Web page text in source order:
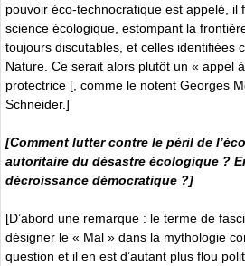
pouvoir éco-technocratique est appelé, il
science écologique, estompant la
toujours discutables, et celles identifiées
Nature. Ce serait alors plutôt un « appel
protectrice [, comme le notent Georges
Schneider.]
[Comment lutter contre le péril de
autoritaire du désastre écologique ?
décroissance démocratique ?]
[D’abord une remarque : le terme de
désigner le « Mal » dans la mythologie
question et il en est d’autant plus flou